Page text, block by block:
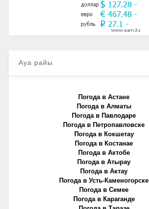
Ауа райы
Погода в Астане
Погода в Алматы
Погода в Павлодаре
Погода в Петропавловске
Погода в Кокшетау
Погода в Костанае
Погода в Актобе
Погода в Атырау
Погода в Актау
Погода в Усть-Каменогорске
Погода в Семее
Погода в Караганде